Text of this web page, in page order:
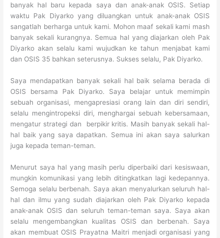
banyak hal baru kepada saya dan anak-anak OSIS. Setiap
waktu Pak Diyarko yang diluangkan untuk anak-anak OSIS
sangatlah berharga untuk kami. Mohon maaf sekali kami mash
banyak sekali kurangnya. Semua hal yang diajarkan oleh Pak
Diyarko akan selalu kami wujudkan ke tahun menjabat kami
dan OSIS 35 bahkan seterusnya. Sukses selalu, Pak Diyarko.
Saya mendapatkan banyak sekali hal baik selama berada di
OSIS bersama Pak Diyarko. Saya belajar untuk memimpin
sebuah organisasi, mengapresiasi orang lain dan diri sendiri,
selalu mengintropeksi diri, menghargai sebuah kebersamaan,
mengatur strategi dan berpikir kritis. Masih banyak sekali hal-
hal baik yang saya dapatkan. Semua ini akan saya salurkan
juga kepada teman-teman.
Menurut saya hal yang masih perlu diperbaiki dari kesiswaan,
mungkin komunikasi yang lebih ditingkatkan lagi kedepannya.
Semoga selalu berbenah. Saya akan menyalurkan seluruh hal-
hal dan ilmu yang sudah diajarkan oleh Pak Diyarko kepada
anak-anak OSIS dan seluruh teman-teman saya. Saya akan
selalu mengembangkan kualitas OSIS dan berbenah. Saya
akan membuat OSIS Prayatna Maitri menjadi organisasi yang